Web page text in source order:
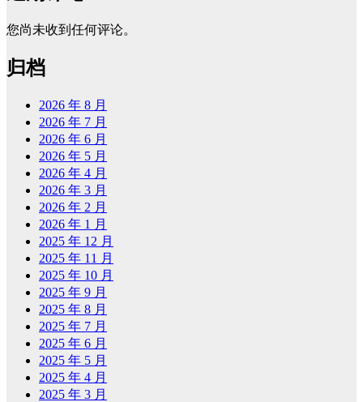
您尚未收到任何评论。
归档
2026 年 8 月
2026 年 7 月
2026 年 6 月
2026 年 5 月
2026 年 4 月
2026 年 3 月
2026 年 2 月
2026 年 1 月
2025 年 12 月
2025 年 11 月
2025 年 10 月
2025 年 9 月
2025 年 8 月
2025 年 7 月
2025 年 6 月
2025 年 5 月
2025 年 4 月
2025 年 3 月